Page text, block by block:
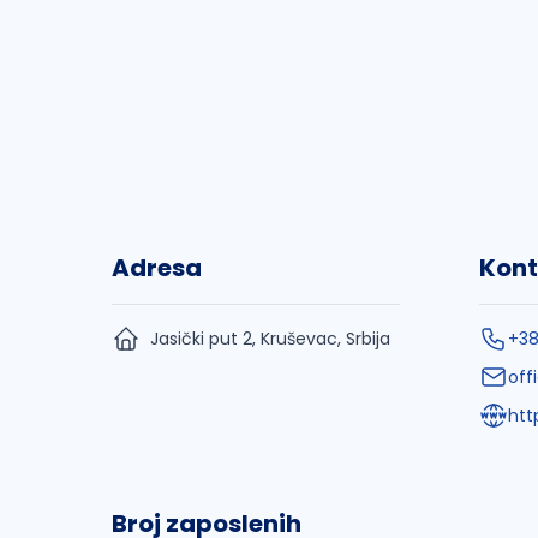
Adresa
Jasički put 2, Kruševac, Srbija
Broj zaposlenih